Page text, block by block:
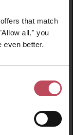
that match
all," you
even better.